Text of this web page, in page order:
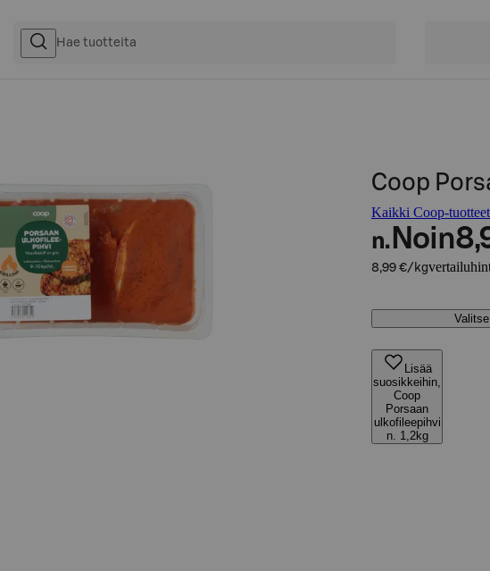
Coop
Kaikki Coop-tuotteet
n. Noin
8,99 €/kg
Lisää
suosikkeihin,
Coop
Porsaan
ulkofileepihvi
n. 1,2kg